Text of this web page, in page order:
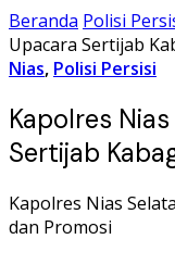
Beranda Polisi
Upacara Sertijab
Nias, Polisi Persisi
Kapolres
Sertijab
Kapolres Nias
dan Promosi